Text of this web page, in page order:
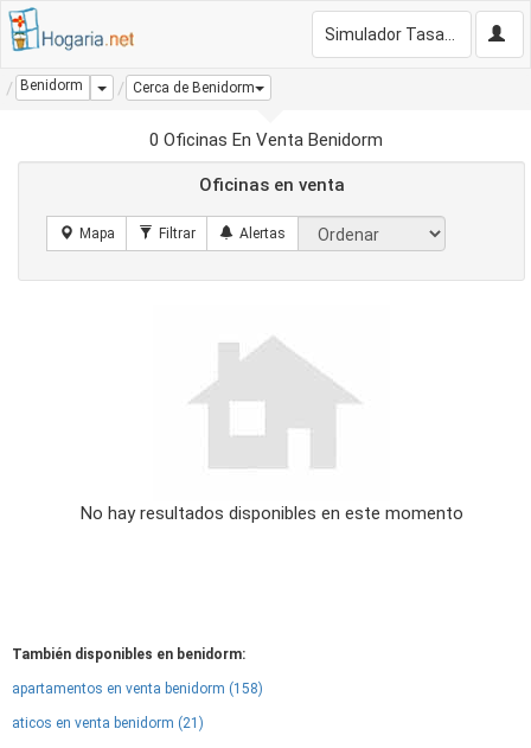
Benidorm Dropdown
Cerca de Benidorm
0 Oficinas En Venta Benidorm
Oficinas en venta
No hay resultados disponibles en este momento
También disponibles en benidorm:
apartamentos en venta benidorm (158)
aticos en venta benidorm (21)